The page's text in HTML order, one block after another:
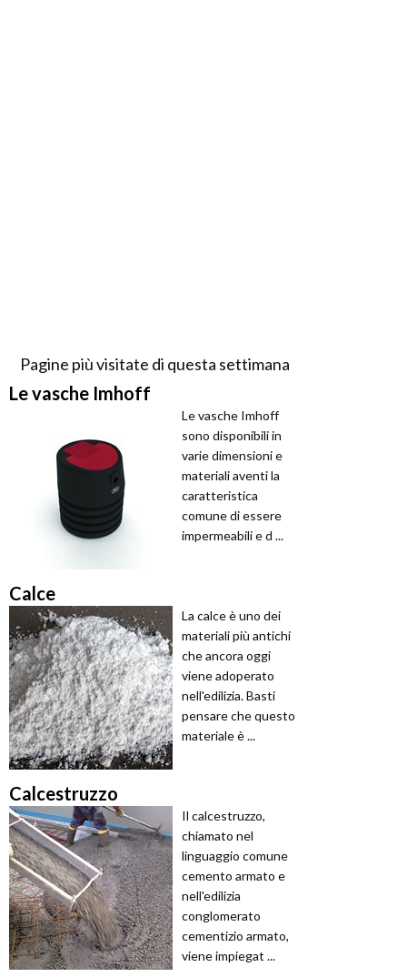
Pagine più visitate di questa settimana
Le vasche Imhoff
Le vasche Imhoff
sono disponibili in
varie dimensioni e
materiali aventi la
caratteristica
comune di essere
impermeabili e d ...
Calce
La calce è uno dei
materiali più antichi
che ancora oggi
viene adoperato
nell'edilizia. Basti
pensare che questo
materiale è ...
Calcestruzzo
Il calcestruzzo,
chiamato nel
linguaggio comune
cemento armato e
nell'edilizia
conglomerato
cementizio armato,
viene impiegat ...